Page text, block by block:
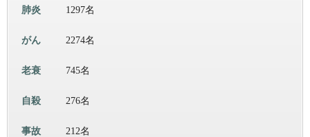
肺炎 1297名
がん 2274名
老衰 745名
自殺 276名
事故 212名